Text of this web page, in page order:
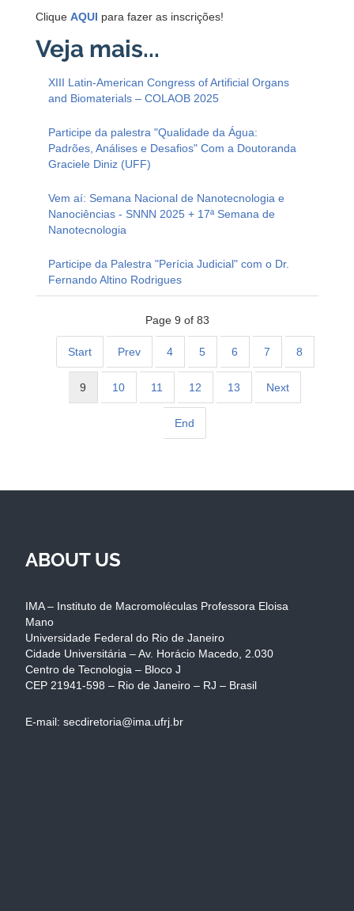
Clique AQUI para fazer as inscrições!
XIII Latin-American Congress of Artificial Organs
and Biomaterials – COLAOB 2025
Participe da palestra "Qualidade da Água:
Padrões, Análises e Desafios" Com a Doutoranda
Graciele Diniz (UFF)
Vem aí: Semana Nacional de Nanotecnologia e
Nanociências - SNNN 2025 + 17ª Semana de
Nanotecnologia
Participe da Palestra "Perícia Judicial" com o Dr.
Fernando Altino Rodrigues
Page 9 of 83
Start Prev 4 5 6 7 8
9 10 11 12 13 Next
End
ABOUT US
IMA – Instituto de Macromoléculas Professora Eloisa
Mano
Universidade Federal do Rio de Janeiro
Cidade Universitária – Av. Horácio Macedo, 2.030
Centro de Tecnologia – Bloco J
CEP 21941-598 – Rio de Janeiro – RJ – Brasil
E-mail: secdiretoria@ima.ufrj.br